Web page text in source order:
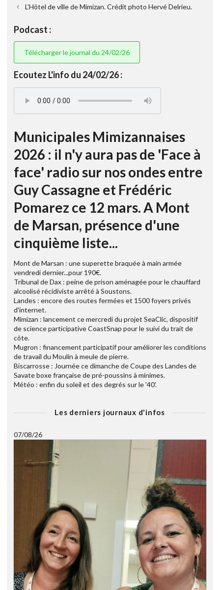
L'Hôtel de ville de Mimizan. Crédit photo Hervé Delrieu.
Podcast :
Télécharger le journal du 24/02/26
Ecoutez L'info du 24/02/26 :
Municipales Mimizannaises
2026 : il n'y aura pas de 'Face à
face' radio sur nos ondes entre
Guy Cassagne et Frédéric
Pomarez ce 12 mars. A Mont
de Marsan, présence d'une
cinquième liste...
Mont de Marsan : une superette braquée à main armée
vendredi dernier...pour 190€.
Tribunal de Dax : peine de prison aménagée pour le chauffard
alcoolisé récidiviste arrêté à Soustons.
Landes : encore des routes fermées et 1500 foyers privés
d'internet.
Mimizan : lancement ce mercredi du projet SeaClic, dispositif
de science participative CoastSnap pour le suivi du trait de
côte.
Mugron : financement participatif pour améliorer les conditions
de travail du Moulin à meule de pierre.
Biscarrosse : Journée ce dimanche de Coupe des Landes de
Savate boxe française de pré-poussins à minimes.
Météo : enfin du soleil et des degrés sur le '40'.
Les derniers journaux d'infos
07/08/26